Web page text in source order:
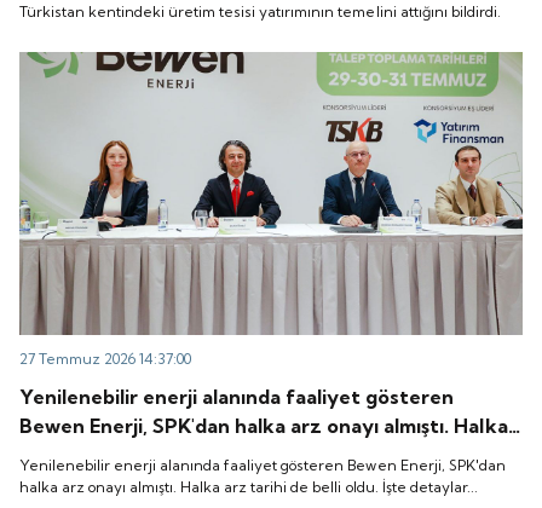
Türkistan kentindeki üretim tesisi yatırımının temelini attığını bildirdi.
27 Temmuz 2026 14:37:00
Yenilenebilir enerji alanında faaliyet gösteren
Bewen Enerji, SPK'dan halka arz onayı almıştı. Halka
arz tarihi de belli oldu. İşte detaylar...
Yenilenebilir enerji alanında faaliyet gösteren Bewen Enerji, SPK'dan
halka arz onayı almıştı. Halka arz tarihi de belli oldu. İşte detaylar...